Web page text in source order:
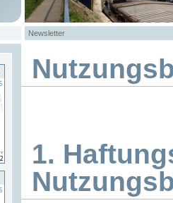
Newsletter
1.